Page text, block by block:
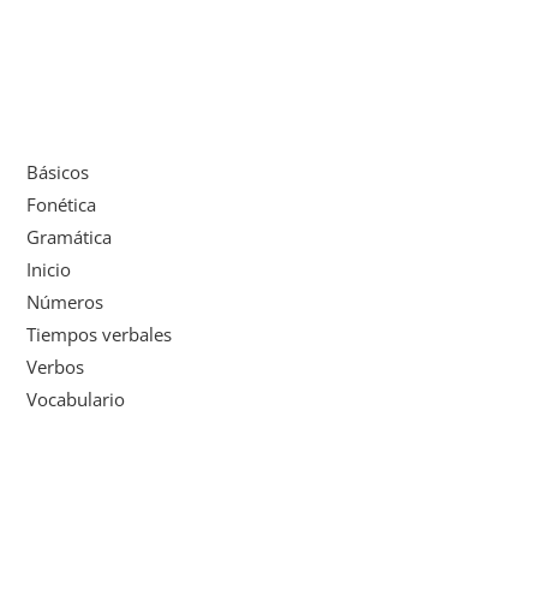
Básicos
Fonética
Gramática
Inicio
Números
Tiempos verbales
Verbos
Vocabulario